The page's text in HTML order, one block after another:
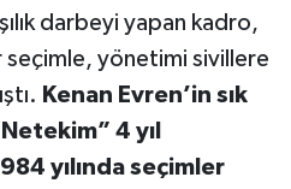
darbeyi yapan kadro,
seçimle, yönetimi sivillere
Kenan Evren’in sık
4 yıl
yılında seçimler